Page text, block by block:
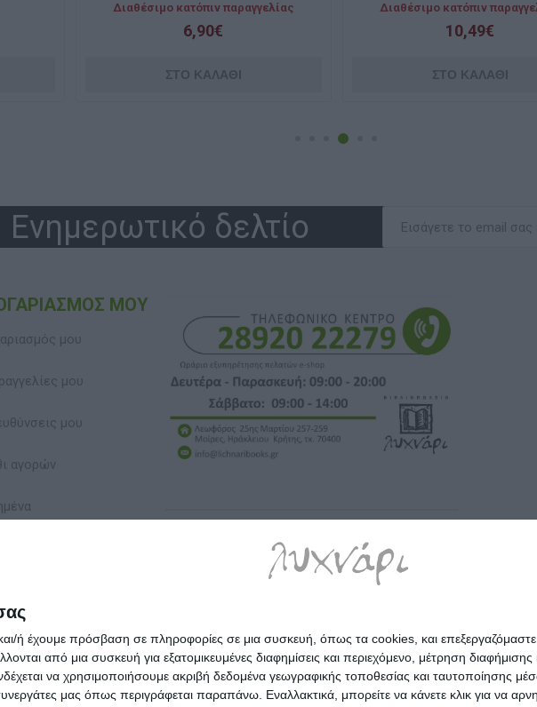
ή έχουμε πρόσβαση σε πληροφορίες σε μια συσκευή, όπως τα cookies, και
από μια συσκευή για εξατομικευμένες διαφημίσεις και περιεχόμενο, μέτρηση
να χρησιμοποιήσουμε ακριβή δεδομένα γεωγραφικής τοποθεσίας και ταυτοποίησης
μας όπως περιγράφεται παραπάνω. Εναλλακτικά, μπορείτε να κάνετε κλικ για να
Διαθέσιμο κατόπιν παραγγελίας
10,49€
Λίγα τεμάχια διαθέσιμα!
34,90€
Ενημερωτικό δελτίο
ΜΟΥ
μου
μου
μου
αγορών